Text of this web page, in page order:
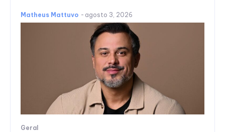
Matheus Mattuvo - agosto 3, 2026
Geral